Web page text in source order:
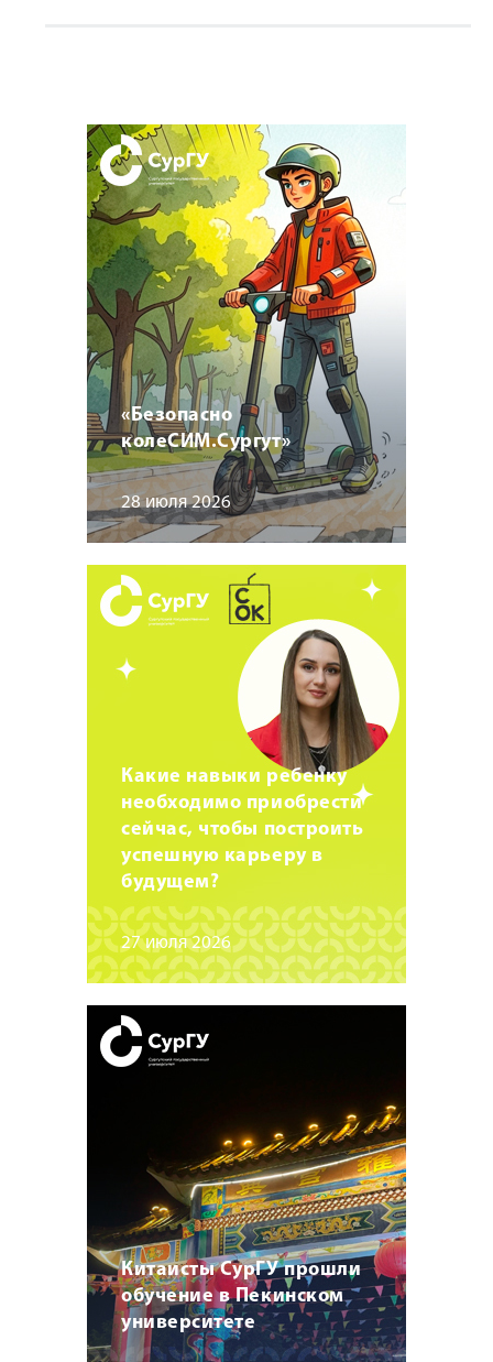
«Безопасно
колеСИМ.Сургут»
28 июля 2026
Какие навыки ребенку
необходимо приобрести
сейчас, чтобы построить
успешную карьеру в
будущем?
27 июля 2026
Китаисты СурГУ прошли
обучение в Пекинском
университете